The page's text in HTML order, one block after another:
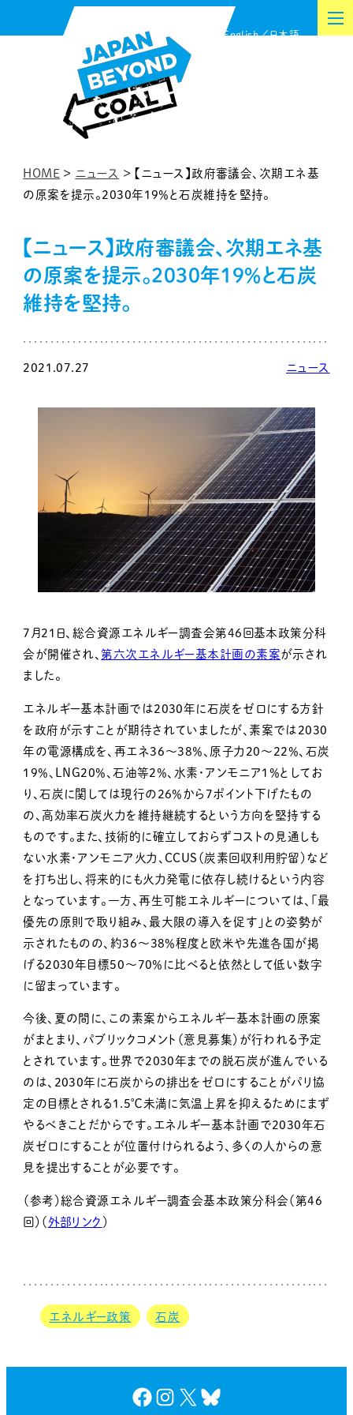
容
English 日本語
HOME > ニュース > 【ニュース】政府審議会、次期エネ基
の原案を提示。2030年19％と石炭維持を堅持。
【ニュース】政府審議会、次期エネ基
の原案を提示。2030年19％と石炭
維持を堅持。
2021.07.27 ニュース
7月21日、総合資源エネルギー調査会第46回基本政策分科
会が開催され、 第六次エネルギー基本計画の素案が示され
ました。
エネルギー基本計画では2030年に石炭をゼロにする方針
を政府が示すことが期待されていましたが、素案では2030
年の電源構成を、再エネ36〜38％、原子力20〜22％、石炭
19％、LNG20％、石油等2％、水素・アンモニア１％としてお
り、石炭に関しては現行の26％から7ポイント下げたもの
の、高効率石炭火力を維持継続するという方向を堅持する
ものです。また、技術的に確立しておらずコストの見通しも
ない水素・アンモニア火力、CCUS（炭素回収利用貯留）など
を打ち出し、将来的にも火力発電に依存し続けるという内容
となっています。一方、再生可能エネルギーについては、「最
優先の原則で取り組み、最大限の導入を促す」との姿勢が
示されたものの、約36～38％程度と欧米や先進各国が掲
げる2030年目標50～70％に比べると依然として低い数字
に留まっています。
今後、夏の間に、この素案からエネルギー基本計画の原案
がまとまり、パブリックコメント（意見募集）が行われる予定
とされています。世界で2030年までの脱石炭が進んでいる
のは、2030年に石炭からの排出をゼロにすることがパリ協
定の目標とされる1.5℃未満に気温上昇を抑えるためにまず
やるべきことだからです。エネルギー基本計画で2030年石
炭ゼロにすることが位置付けられるよう、多くの人からの意
見を提出することが必要です。
（参考）総合資源エネルギー調査会基本政策分科会（第46
回）（ 外部リンク ）
エネルギー政策 石炭
Facebook InstagramX Bluesky